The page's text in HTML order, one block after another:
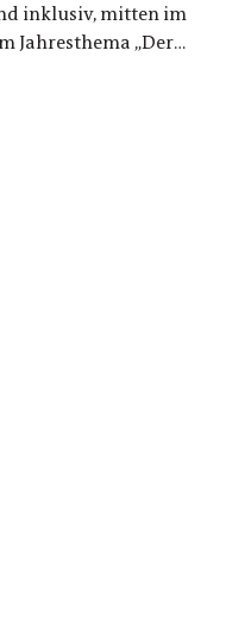
inklusiv, mitten im
Jahresthema „Der